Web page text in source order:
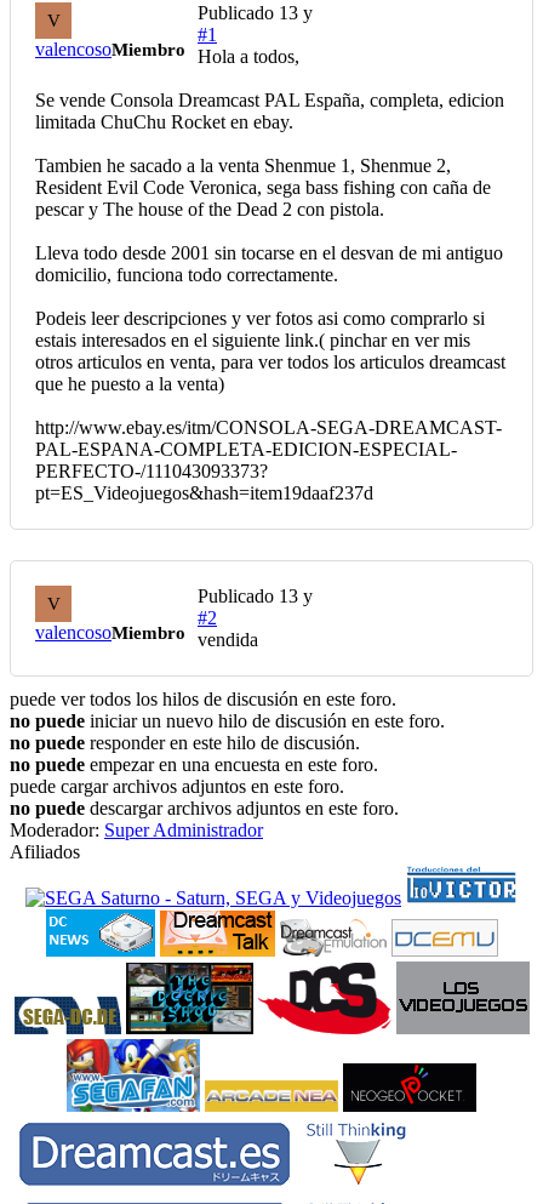
V
valencosoMiembro
Publicado 13 y
#1
Hola a todos,
Se vende Consola Dreamcast PAL España, completa, edicion
limitada ChuChu Rocket en ebay.
Tambien he sacado a la venta Shenmue 1, Shenmue 2,
Resident Evil Code Veronica, sega bass fishing con caña de
pescar y The house of the Dead 2 con pistola.
Lleva todo desde 2001 sin tocarse en el desvan de mi antiguo
domicilio, funciona todo correctamente.
Podeis leer descripciones y ver fotos asi como comprarlo si
estais interesados en el siguiente link.( pinchar en ver mis
otros articulos en venta, para ver todos los articulos dreamcast
que he puesto a la venta)
http://www.ebay.es/itm/CONSOLA-SEGA-DREAMCAST-
PAL-ESPANA-COMPLETA-EDICION-ESPECIAL-
PERFECTO-/111043093373?
pt=ES_Videojuegos&hash=item19daaf237d
V
valencosoMiembro
Publicado 13 y
#2
vendida
puede ver todos los hilos de discusión en este foro.
no puede iniciar un nuevo hilo de discusión en este foro.
no puede responder en este hilo de discusión.
no puede empezar en una encuesta en este foro.
puede cargar archivos adjuntos en este foro.
no puede descargar archivos adjuntos en este foro.
Moderador: Super Administrador
Afiliados